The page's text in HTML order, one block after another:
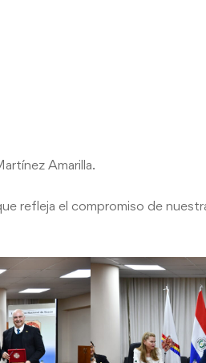
Amarilla.
refleja el compromiso de